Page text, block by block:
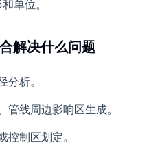
单位。
解决什么问题
分析。
管线周边影响区生成。
控制区划定。